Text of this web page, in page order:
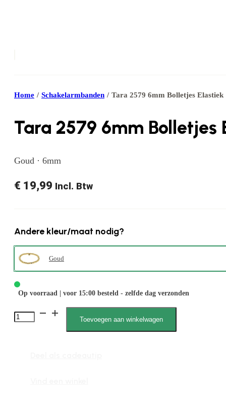
Home / Schakelarmbanden / Tara 2579 6mm Bolletjes Elastiek
Tara 2579 6mm Bolletjes
Goud · 6mm
€ 19,99 Incl. Btw
Andere kleur/maat nodig?
Goud
Op voorraad | voor 15:00 besteld - zelfde dag verzonden
Tara
Toevoegen aan winkelwagen